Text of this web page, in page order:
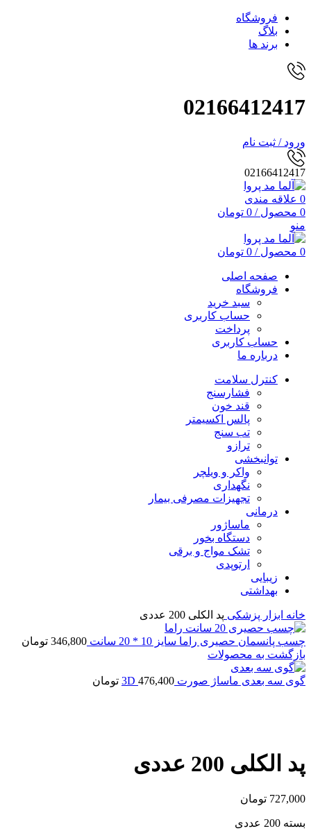
فروشگاه
بلاگ
برند ها
02166412417
ورود / ثبت نام
02166412417
0 علاقه مندی
0 محصول /
0 تومان
منو
0 محصول /
0 تومان
صفحه اصلی
فروشگاه
سبد خرید
حساب کاربری
پرداخت
حساب کاربری
درباره ما
کنترل سلامت
فشارسنج
قند خون
پالس اکسیمتر
تب سنج
ترازو
توانبخشی
واکر و ویلچر
نگهداری
تجهیزات مصرفی بیمار
درمانی
ماساژور
دستگاه بخور
تشک مواج و برقی
ارتوپدی
زیبایی
بهداشتی
خانه ابزار پزشکی پد الکلی 200 عددی
چسب پانسمان حصیری راما سایز 10 * 20 سانت 346,800 تومان
بازگشت به محصولات
گوی سه بعدی ماساژ صورت 3D 476,400 تومان
پد الکلی 200 عددی
727,000 تومان
بسته 200 عددی